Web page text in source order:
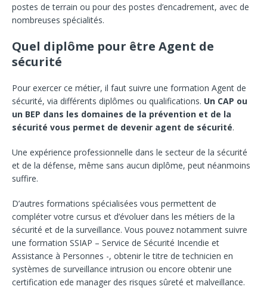
postes de terrain ou pour des postes d’encadrement, avec de
nombreuses spécialités.
Quel diplôme pour être Agent de
sécurité
Pour exercer ce métier, il faut suivre une formation Agent de
sécurité, via différents diplômes ou qualifications. Un CAP ou
un BEP dans les domaines de la prévention et de la
sécurité vous permet de devenir agent de sécurité.
Une expérience professionnelle dans le secteur de la sécurité
et de la défense, même sans aucun diplôme, peut néanmoins
suffire.
D’autres formations spécialisées vous permettent de
compléter votre cursus et d’évoluer dans les métiers de la
sécurité et de la surveillance. Vous pouvez notamment suivre
une formation SSIAP – Service de Sécurité Incendie et
Assistance à Personnes -, obtenir le titre de technicien en
systèmes de surveillance intrusion ou encore obtenir une
certification ede manager des risques sûreté et malveillance.